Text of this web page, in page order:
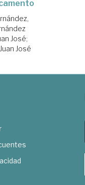
José;
José